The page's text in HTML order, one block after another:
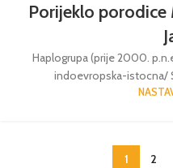
Porijeklo porodice
Haplogrupa (prije 2000.
indoevropska-istocna/
1 2